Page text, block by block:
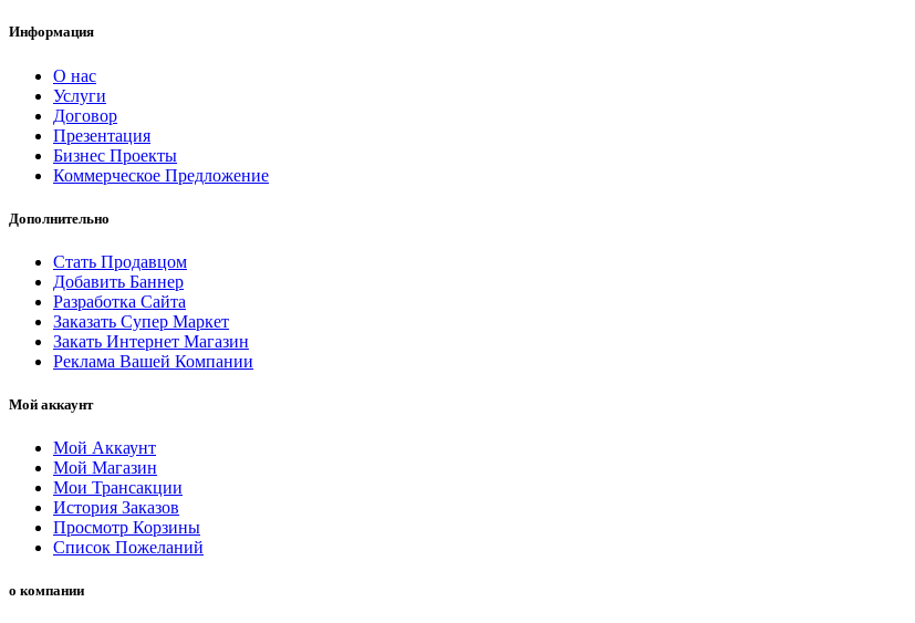
Информация
О нас
Услуги
Договор
Презентация
Бизнес Проекты
Коммерческое Предложение
Дополнительно
Стать Продавцом
Добавить Баннер
Разработка Сайта
Заказать Супер Маркет
Закать Интернет Магазин
Реклама Вашей Компании
Мой аккаунт
Мой Аккаунт
Мой Магазин
Мои Трансакции
История Заказов
Просмотр Корзины
Список Пожеланий
о компании